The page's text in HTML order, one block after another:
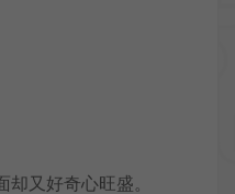
又好奇心旺盛。